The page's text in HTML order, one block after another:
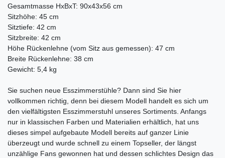
Gesamtmasse HxBxT: 90x43x56 cm
Sitzhöhe: 45 cm
Sitztiefe: 42 cm
Sitzbreite: 42 cm
Höhe Rückenlehne (vom Sitz aus gemessen): 47 cm
Breite Rückenlehne: 38 cm
Gewicht: 5,4 kg
Sie suchen neue Esszimmerstühle? Dann sind Sie hier
vollkommen richtig, denn bei diesem Modell handelt es sich um
den vielfältigsten Esszimmerstuhl unseres Sortiments. Anfangs
nur in klassischen Farben und Materialien erhältlich, hat uns
dieses simpel aufgebaute Modell bereits auf ganzer Linie
überzeugt und wurde schnell zu einem Topseller, der längst
unzählige Fans gewonnen hat und dessen schlichtes Design das